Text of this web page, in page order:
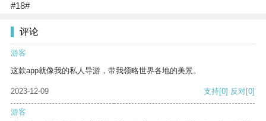
#18#
评论
游客
这款app就像我的私人导游，带我领略世界各地的美景。
2023-12-09 支持[0] 反对[0]
游客